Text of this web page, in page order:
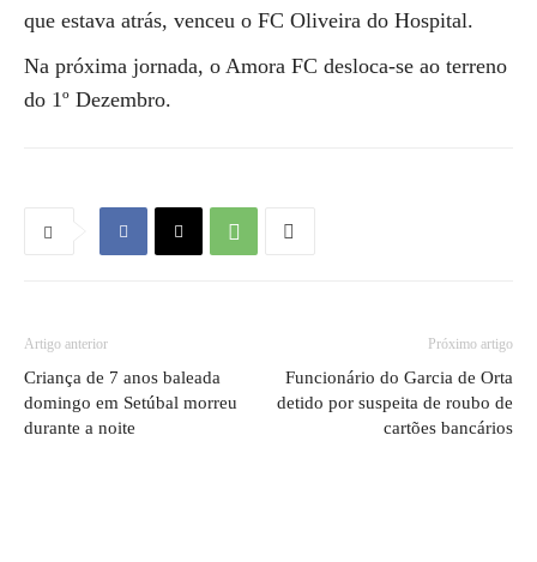
que estava atrás, venceu o FC Oliveira do Hospital.
Na próxima jornada, o Amora FC desloca-se ao terreno
do 1º Dezembro.
Artigo anterior
Criança de 7 anos baleada
domingo em Setúbal morreu
durante a noite
Próximo artigo
Funcionário do Garcia de Orta
detido por suspeita de roubo de
cartões bancários